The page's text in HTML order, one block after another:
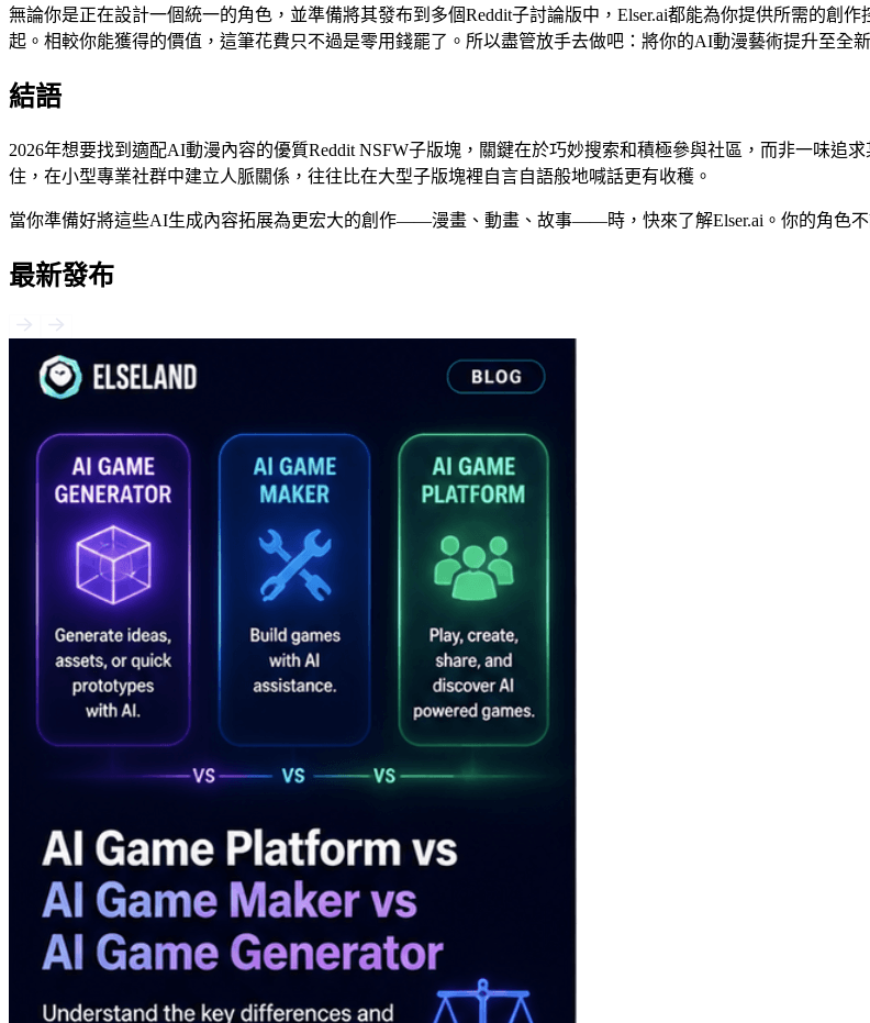
無論你是正在設計一個統一的角色，並準備將其發布到多個Reddit子討論版中，Elser.ai都能為你提供所需的創
起。相較你能獲得的價值，這筆花費只不過是零用錢罷了。所以盡管放手去做吧：將你的AI動漫藝術提升至全新
結語
2026年想要找到適配AI動漫內容的優質Reddit NSFW子版塊，關鍵在於巧妙搜索和積極參與社區，而非一味追
住，在小型專業社群中建立人脈關係，往往比在大型子版塊裡自言自語般地喊話更有收穫。
當你準備好將這些AI生成內容拓展為更宏大的創作——漫畫、動畫、故事——時，快來了解Elser.ai。你的角色不
最新發布